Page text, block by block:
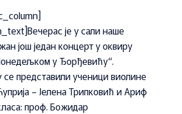
је у сали наше
још један концерт у оквиру
у Ђорђевићу“.
се представили ученици виолине
– Јелена Трипковић и Ариф
проф. Божидар